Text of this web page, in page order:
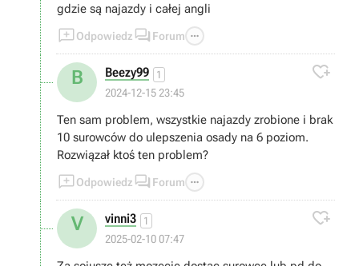
gdzie są najazdy i całej angli
Odpowiedz  Forum 
B Beezy99 1
2024-12-15 23:45

Ten sam problem, wszystkie najazdy zrobione i brak
10 surowców do ulepszenia osady na 6 poziom.
Rozwiązał ktoś ten problem?
Odpowiedz  Forum 
V vinni3 1
2025-02-10 07:47
